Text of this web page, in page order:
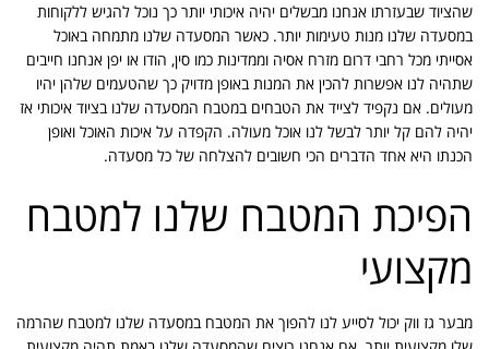
שהציוד שבעזרתו אנחנו מבשלים יהיה איכותי יותר כך נוכל להגיש ללקוחות
במסעדה שלנו מנות טעימות יותר. כאשר המסעדה שלנו מתמחה באוכל
אסייתי מכל רחבי דרום מזרח אסיה וממדינות כמו סין, הודו או יפן אנחנו חייבים
שתהיה לנו אפשרות להכין את המנות באופן מדויק כך שהטעמים שלהן יהיו
מעולים. אם נקפיד לצייד את הטבחים במטבח המסעדה שלנו בציוד איכותי אז
יהיה להם קל יותר לבשל לנו אוכל מעולה. הקפדה על איכות האוכל ואופן
הכנתו היא אחד הדברים הכי חשובים להצלחה של כל מסעדה.
הפיכת המטבח שלנו למטבח
מקצועי
מבער גז ווק יכול לסייע לנו להפוך את המטבח במסעדה שלנו למטבח שהרמה